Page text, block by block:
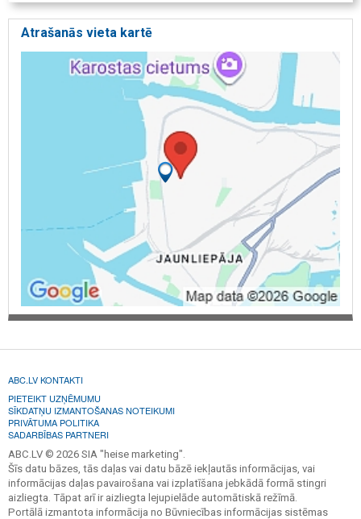
Atrašanās vieta kartē
ABC.LV KONTAKTI
PIETEIKT UZŅĒMUMU
SĪKDATŅU IZMANTOŠANAS NOTEIKUMI
PRIVĀTUMA POLITIKA
SADARBĪBAS PARTNERI
ABC.LV © 2026 SIA "heise marketing".
Šīs datu bāzes, tās daļas vai datu bāzē iekļautās informācijas, vai
informācijas daļas pavairošana vai izplatīšana jebkādā formā stingri
aizliegta. Tāpat arī ir aizliegta lejupielāde automātiskā režīmā.
Portālā izmantota informācija no Būvniecības informācijas sistēmas